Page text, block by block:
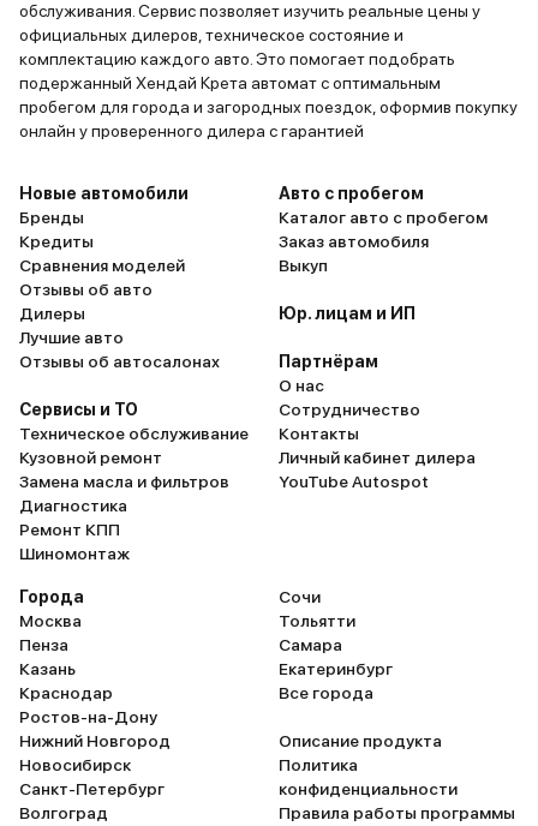
обслуживания. Сервис позволяет изучить реальные цены у
официальных дилеров, техническое состояние и
комплектацию каждого авто. Это помогает подобрать
подержанный Хендай Крета автомат с оптимальным
пробегом для города и загородных поездок, оформив покупку
онлайн у проверенного дилера с гарантией
Новые автомобили
Бренды
Кредиты
Сравнения моделей
Отзывы об авто
Дилеры
Лучшие авто
Отзывы об автосалонах
Сервисы и ТО
Техническое обслуживание
Кузовной ремонт
Замена масла и фильтров
Диагностика
Ремонт КПП
Шиномонтаж
Авто с пробегом
Каталог авто с пробегом
Заказ автомобиля
Выкуп
Юр. лицам и ИП
Партнёрам
О нас
Сотрудничество
Контакты
Личный кабинет дилера
YouTube Autospot
Города
Москва
Пенза
Казань
Краснодар
Ростов-на-Дону
Нижний Новгород
Новосибирск
Санкт-Петербург
Волгоград
Сочи
Тольятти
Самара
Екатеринбург
Все города
Описание продукта
Политика
конфиденциальности
Правила работы программы